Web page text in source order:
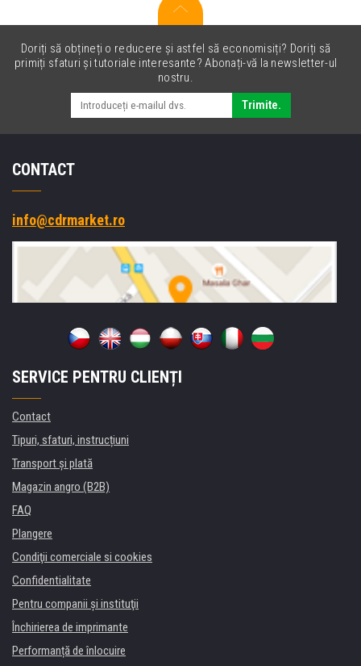
Doriți să obțineți o reducere și astfel să economisiți? Doriți să
primiți sfaturi și tutoriale interesante? Abonați-vă la newsletter-ul
nostru.
Trimite.
CONTACT
info@cdrmarket.ro
SERVICE PENTRU CLIENȚI
Contact
Tipuri, sfaturi, instrucțiuni
Transport şi plată
Magazin angro (B2B)
FAQ
Plangere
Condiţii comerciale si cookies
Confidentialitate
Pentru companii și instituţii
Închirierea de imprimante
Performanță de înlocuire